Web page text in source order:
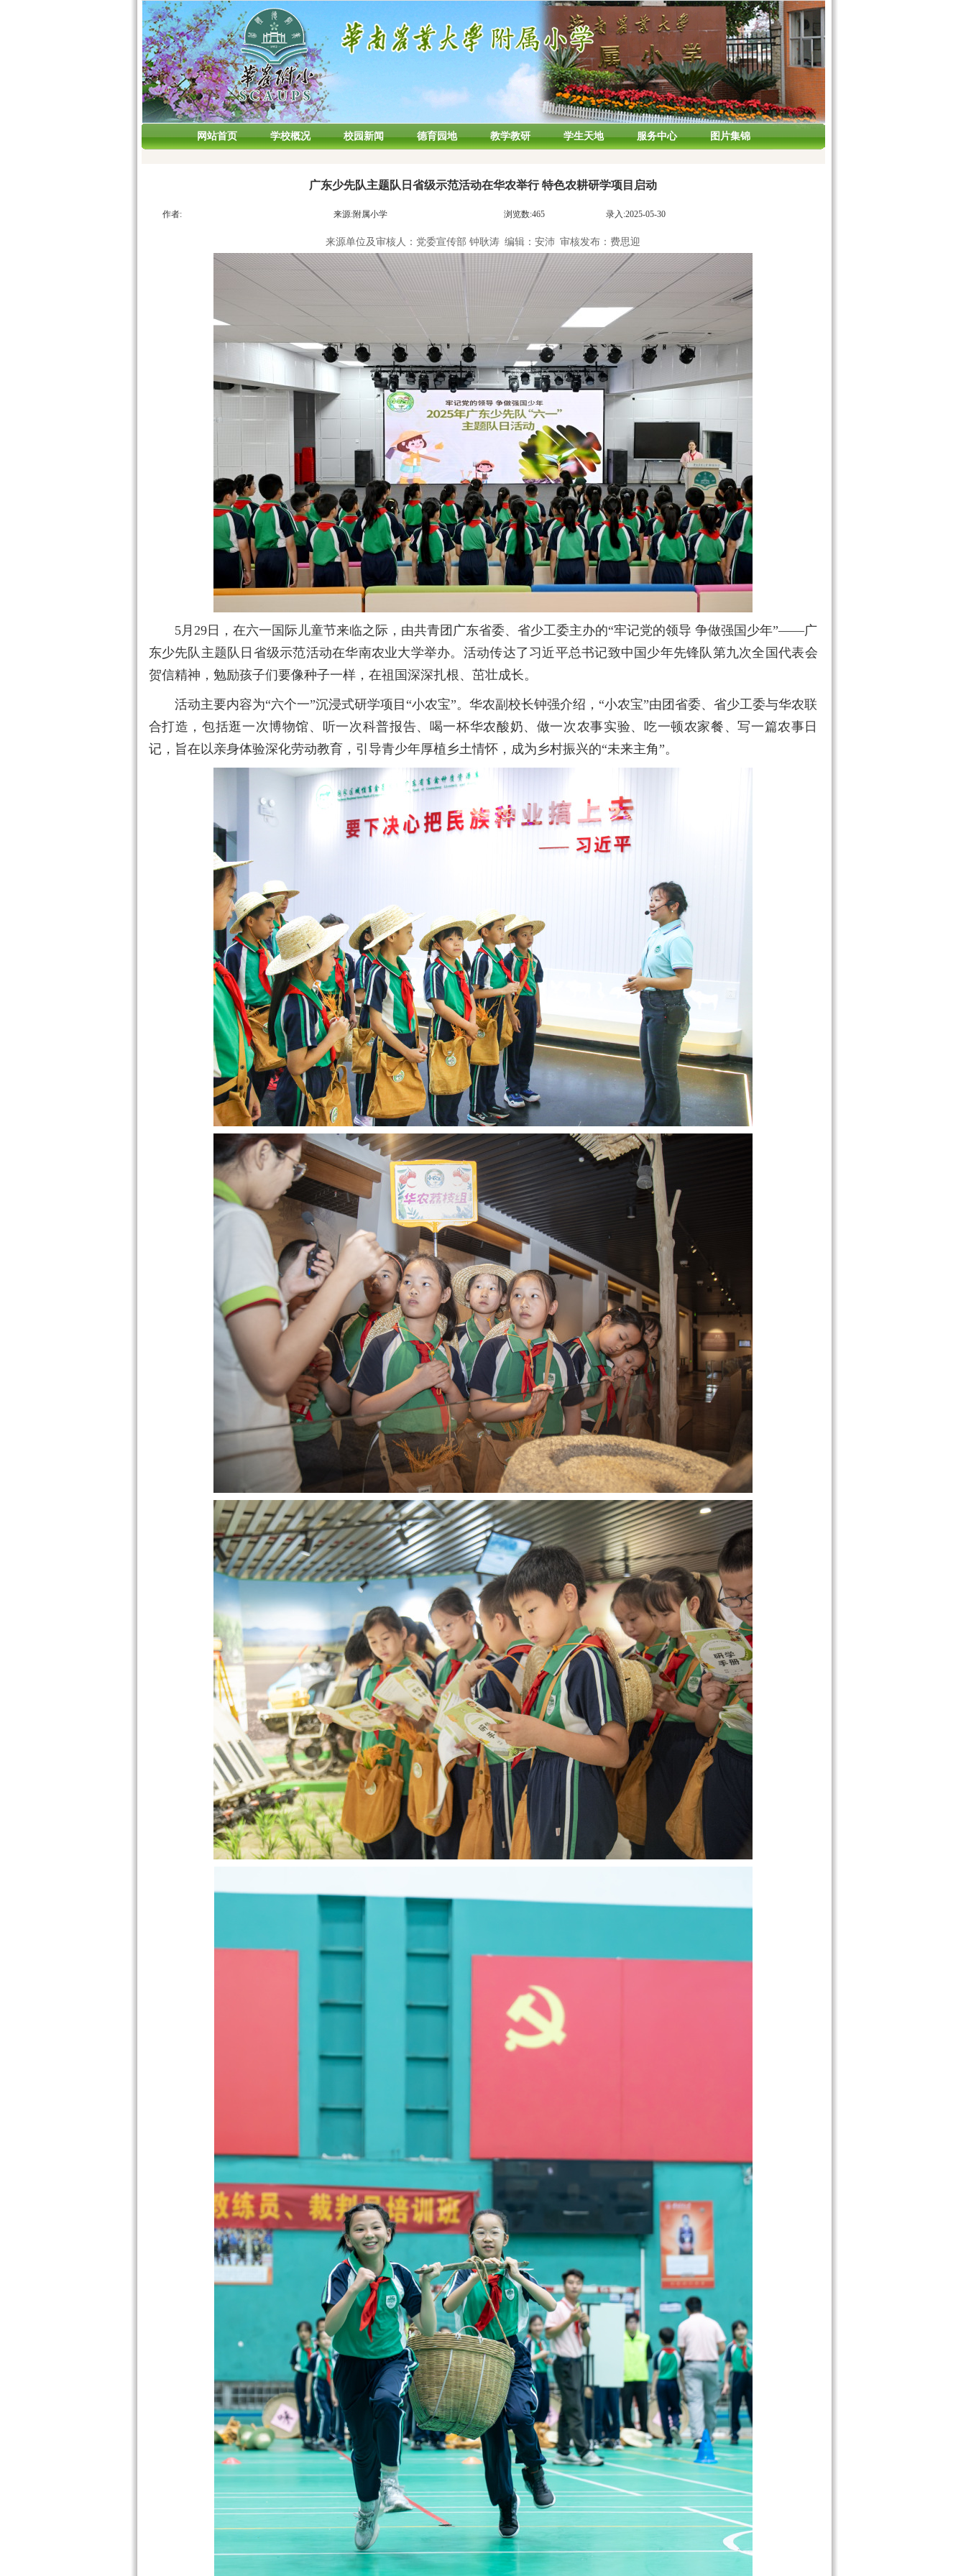
网站首页 学校概况 校园新闻 德育园地 教学教研 学生天地 服务中心 图片集锦
广东少先队主题队日省级示范活动在华农举行 特色农耕研学项目启动
作者: 来源:附属小学 浏览数:465 录入:2025-05-30
来源单位及审核人：党委宣传部 钟耿涛 编辑：安沛 审核发布：费思迎
5月29日，在六一国际儿童节来临之际，由共青团广东省委、省少工委主办的“牢记党的领导 争做强国少年”——广
东少先队主题队日省级示范活动在华南农业大学举办。活动传达了习近平总书记致中国少年先锋队第九次全国代表会
贺信精神，勉励孩子们要像种子一样，在祖国深深扎根、茁壮成长。
活动主要内容为“六个一”沉浸式研学项目“小农宝”。华农副校长钟强介绍，“小农宝”由团省委、省少工委与华农联
合打造，包括逛一次博物馆、听一次科普报告、喝一杯华农酸奶、做一次农事实验、吃一顿农家餐、写一篇农事日
记，旨在以亲身体验深化劳动教育，引导青少年厚植乡土情怀，成为乡村振兴的“未来主角”。